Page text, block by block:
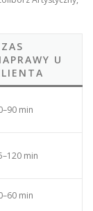
U
min
min
min